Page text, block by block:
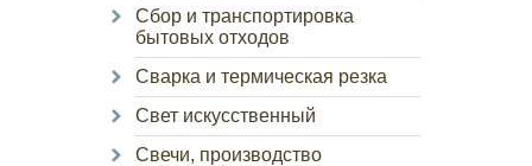
Сбор и транспортировка
бытовых отходов
Сварка и термическая резка
Свет искусственный
Свечи, производство